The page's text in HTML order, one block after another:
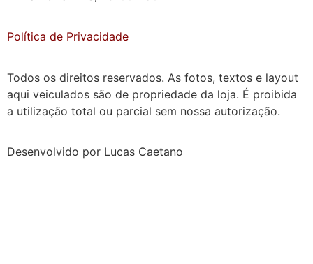
Política de Privacidade
Todos os direitos reservados. As fotos, textos e layout
aqui veiculados são de propriedade da loja. É proibida
a utilização total ou parcial sem nossa autorização.
Desenvolvido por Lucas Caetano